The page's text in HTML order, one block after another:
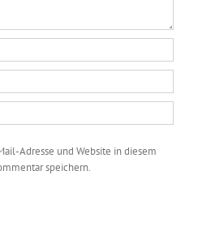
Adresse und Website in diesem
speichern.